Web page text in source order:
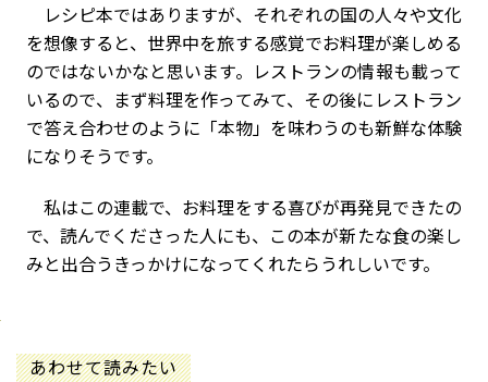
レシピ本ではありますが、それぞれの国の人々や文化
を想像すると、世界中を旅する感覚でお料理が楽しめる
のではないかなと思います。レストランの情報も載って
いるので、まず料理を作ってみて、その後にレストラン
で答え合わせのように「本物」を味わうのも新鮮な体験
になりそうです。
私はこの連載で、お料理をする喜びが再発見できたの
で、読んでくださった人にも、この本が新たな食の楽し
みと出合うきっかけになってくれたらうれしいです。
あわせて読みたい